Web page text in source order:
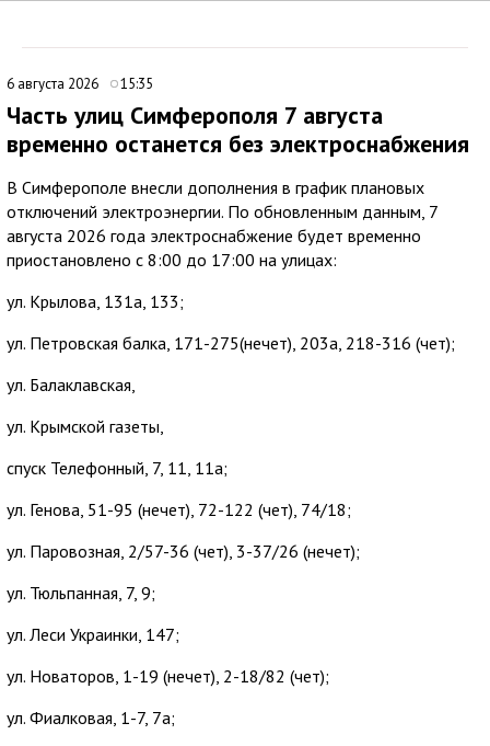
6 августа 2026 15:35
Часть улиц Симферополя 7 августа
временно останется без электроснабжения
В Симферополе внесли дополнения в график плановых
отключений электроэнергии. По обновленным данным, 7
августа 2026 года электроснабжение будет временно
приостановлено с 8:00 до 17:00 на улицах:
ул. Крылова, 131а, 133;
ул. Петровская балка, 171-275(нечет), 203а, 218-316 (чет);
ул. Балаклавская,
ул. Крымской газеты,
спуск Телефонный, 7, 11, 11а;
ул. Генова, 51-95 (нечет), 72-122 (чет), 74/18;
ул. Паровозная, 2/57-36 (чет), 3-37/26 (нечет);
ул. Тюльпанная, 7, 9;
ул. Леси Украинки, 147;
ул. Новаторов, 1-19 (нечет), 2-18/82 (чет);
ул. Фиалковая, 1-7, 7а;